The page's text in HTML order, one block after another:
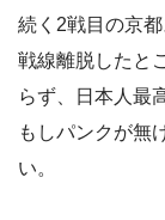
続く2戦目の京
戦線離脱したと
らず、日本人最
もしパンクが無
い。